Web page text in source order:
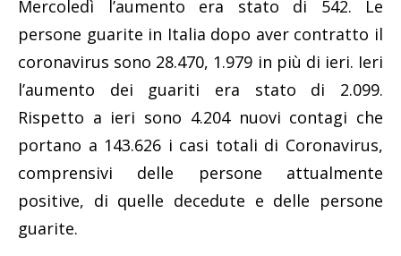
Mercoledì l’aumento era stato di 542. Le
persone guarite in Italia dopo aver contratto il
coronavirus sono 28.470, 1.979 in più di ieri. Ieri
l’aumento dei guariti era stato di 2.099.
Rispetto a ieri sono 4.204 nuovi contagi che
portano a 143.626 i casi totali di Coronavirus,
comprensivi delle persone attualmente
positive, di quelle decedute e delle persone
guarite.